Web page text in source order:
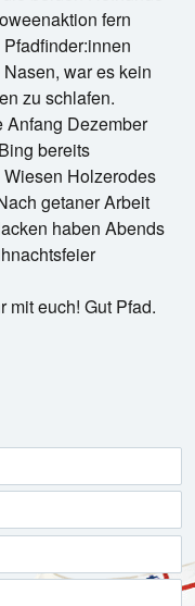
fern
war es kein
zu schlafen.
Anfang Dezember
bereits
Holzerodes
getaner Arbeit
haben Abends
mit euch! Gut Pfad.